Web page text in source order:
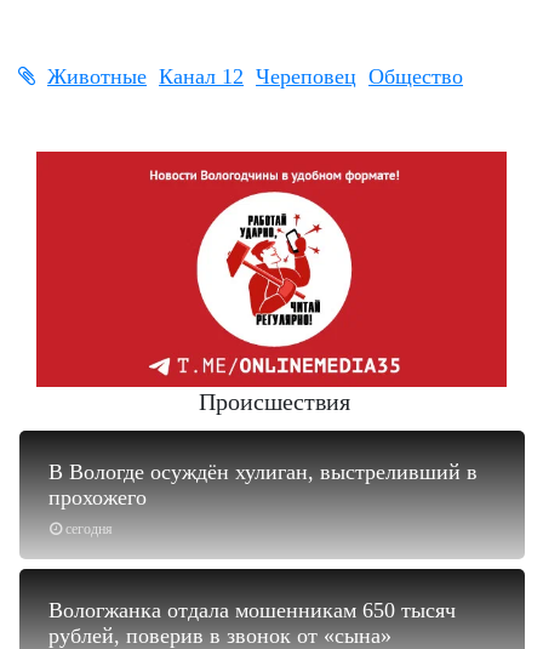
Животные Канал 12 Череповец Общество
Происшествия
сегодня
В Вологде осуждён хулиган, выстреливший в
прохожего
Вологжанка отдала мошенникам 650 тысяч
рублей, поверив в звонок от «сына»